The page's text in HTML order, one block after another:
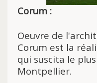
Corum :
Oeuvre de
Corum est la
qui suscita le
Montpellier.